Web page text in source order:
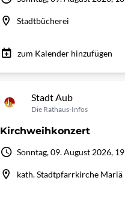
Stadtbücherei
zum Kalender hinzufügen
Stadt Aub
Die Rathaus-Infos
Kirchweihkonzert
Sonntag, 09. August 2026,
kath. Stadtpfarrkirche